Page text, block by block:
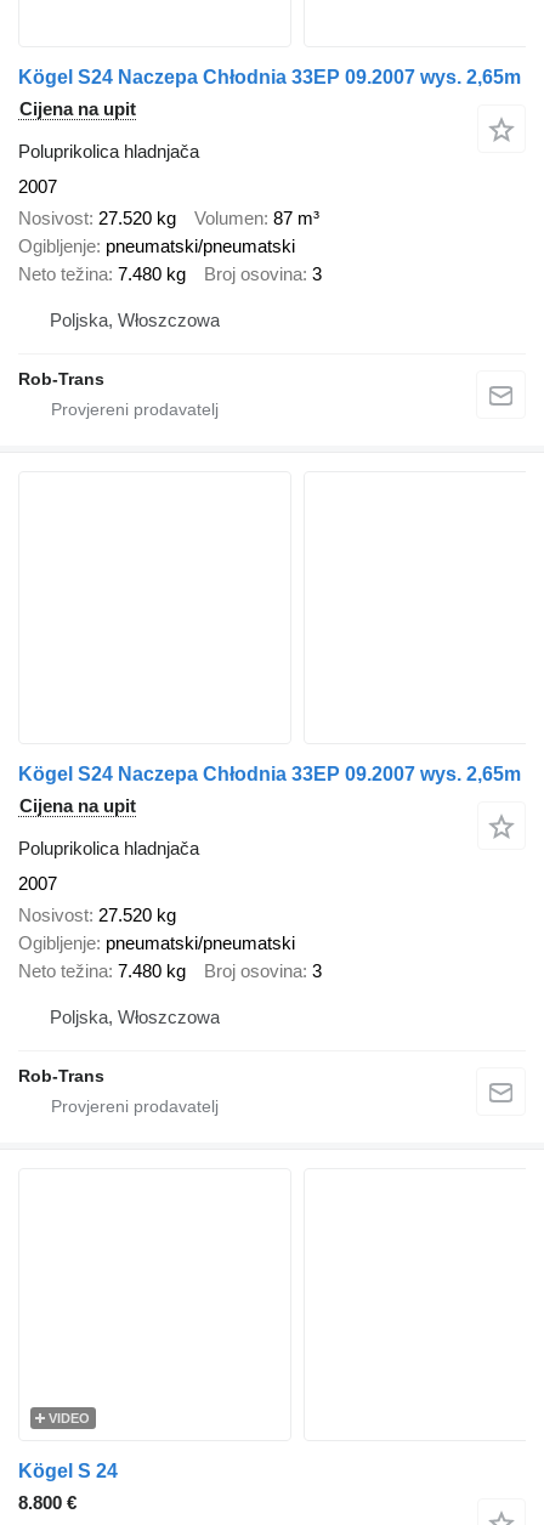
Kögel S24 Naczepa Chłodnia 33EP 09.2007 wys. 2,65m
Cijena na upit
Poluprikolica hladnjača
2007
Nosivost 27.520 kg Volumen 87 m³
Ogibljenje pneumatski/pneumatski
Neto težina 7.480 kg Broj osovina 3
Poljska, Włoszczowa
Rob-Trans
Kögel S24 Naczepa Chłodnia 33EP 09.2007 wys. 2,65m
Cijena na upit
Poluprikolica hladnjača
2007
Nosivost 27.520 kg
Ogibljenje pneumatski/pneumatski
Neto težina 7.480 kg Broj osovina 3
Poljska, Włoszczowa
Rob-Trans
VIDEO
Kögel S 24
8.800 €